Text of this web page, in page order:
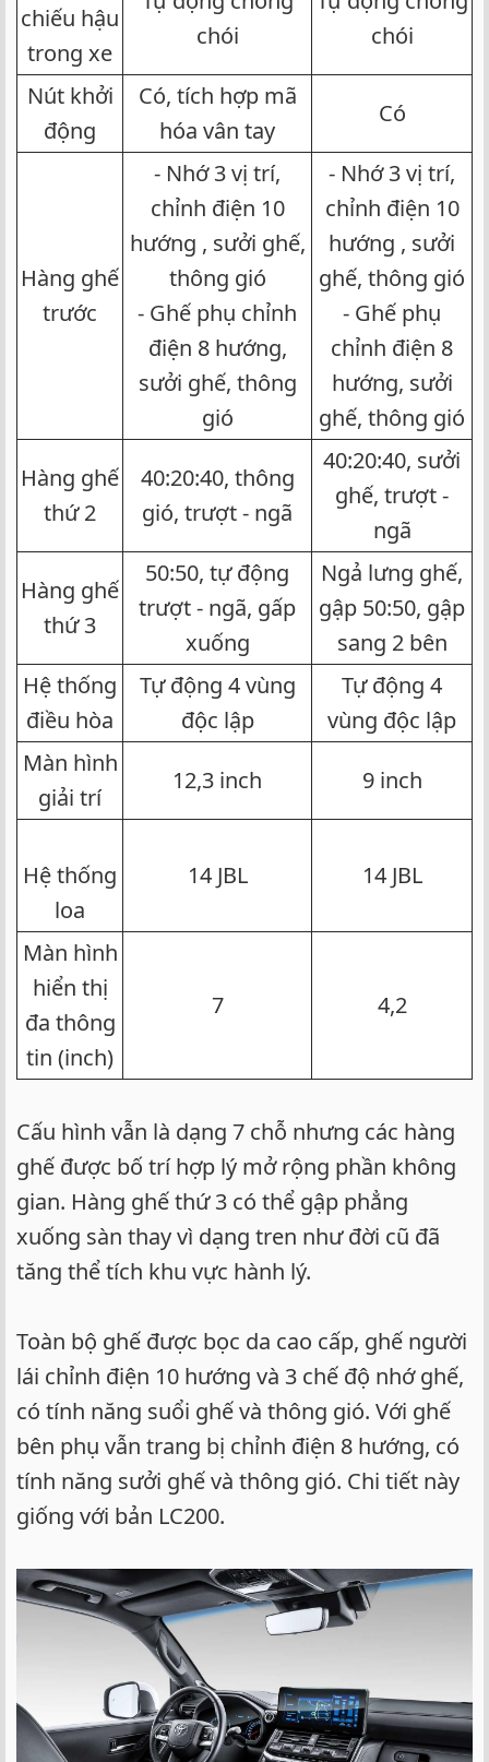
chiếu hậu
trong xe​
chói​
chói​
Nút khởi
động​
Có, tích hợp mã
hóa vân tay​
Có​
Hàng ghế
trước​
- Nhớ 3 vị trí,
chỉnh điện 10
hướng , sưởi ghế,
thông gió
- Ghế phụ chỉnh
điện 8 hướng,
sưởi ghế, thông
gió​
- Nhớ 3 vị trí,
chỉnh điện 10
hướng , sưởi
ghế, thông gió
- Ghế phụ
chỉnh điện 8
hướng, sưởi
ghế, thông gió​
Hàng ghế
thứ 2​
40:20:40, thông
gió, trượt - ngã​
40:20:40, sưởi
ghế, trượt -
ngã​
Hàng ghế
thứ 3​
50:50, tự động
trượt - ngã, gấp
xuống​
Ngả lưng ghế,
gập 50:50, gập
sang 2 bên​
Hệ thống
điều hòa​
Tự động 4 vùng
độc lập​
Tự động 4
vùng độc lập​
Màn hình
giải trí​
12,3 inch​ 9 inch​
Hệ thống
loa​
14 JBL​ 14 JBL​
Màn hình
hiển thị
đa thông
tin (inch)​
7​ 4,2​
Cấu hình vẫn là dạng 7 chỗ nhưng các hàng
ghế được bố trí hợp lý mở rộng phần không
gian. Hàng ghế thứ 3 có thể gập phẳng
xuống sàn thay vì dạng tren như đời cũ đã
tăng thể tích khu vực hành lý.
Toàn bộ ghế được bọc da cao cấp, ghế người
lái chỉnh điện 10 hướng và 3 chế độ nhớ ghế,
có tính năng suổi ghế và thông gió. Với ghế
bên phụ vẫn trang bị chỉnh điện 8 hướng, có
tính năng sưởi ghế và thông gió. Chi tiết này
giống với bản LC200.